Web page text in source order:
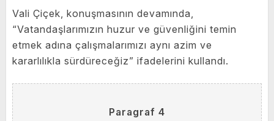
Vali Çiçek, konuşmasının devamında,
“Vatandaşlarımızın huzur ve güvenliğini temin
etmek adına çalışmalarımızı aynı azim ve
kararlılıkla sürdüreceğiz” ifadelerini kullandı.
Paragraf 4